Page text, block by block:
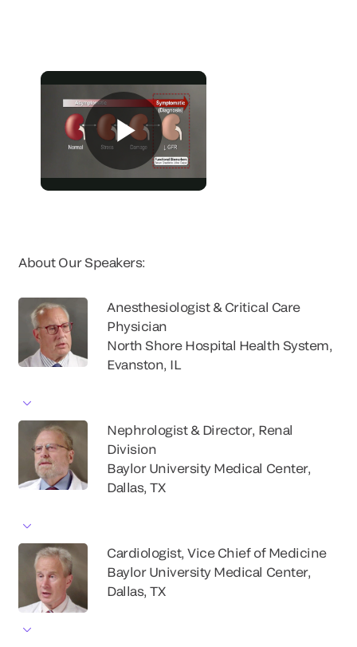
About Our Speakers:
Anesthesiologist & Critical Care
Physician
North Shore Hospital Health System,
Evanston, IL
Nephrologist & Director, Renal
Division
Baylor University Medical Center,
Dallas, TX
Cardiologist, Vice Chief of Medicine
Baylor University Medical Center,
Dallas, TX